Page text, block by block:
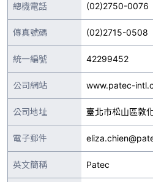
總機電話 (02)2750-0076
傳真號碼 (02)2715-0508
統一編號 42299452
公司網站 www.patec-
公司地址 臺北市松山區敦
電子郵件
英文簡稱 Patec